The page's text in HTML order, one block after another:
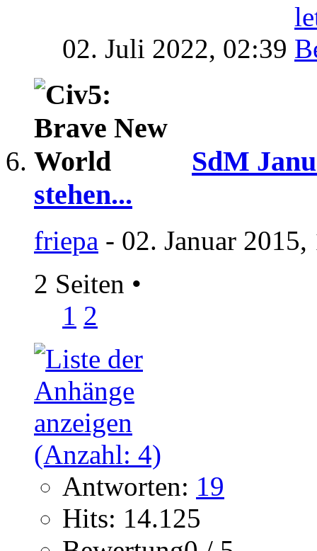
02. Juli 2022, 02:39
SdM
stehen...
friepa - 02. Januar
2 Seiten •
1 2
Antworten: 19
Hits: 14.125